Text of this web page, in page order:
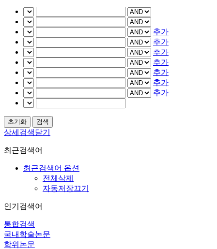
추가
추가
추가
추가
추가
추가
추가
상세검색닫기
최근검색어
최근검색어 옵션
전체삭제
자동저장끄기
인기검색어
통합검색
국내학술논문
학위논문